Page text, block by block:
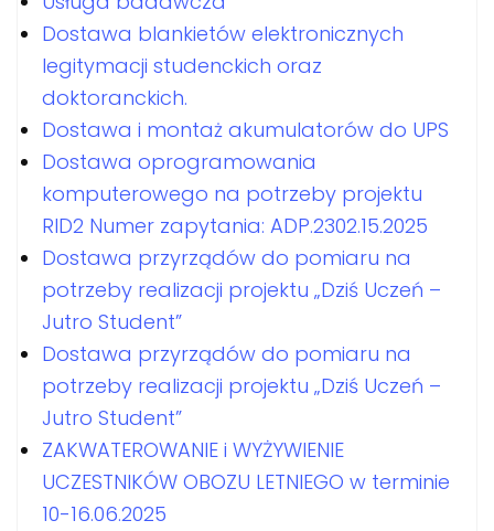
Dostawa blankietów elektronicznych
legitymacji studenckich oraz
doktoranckich.
Dostawa i montaż akumulatorów do UPS
Dostawa oprogramowania
komputerowego na potrzeby projektu
RID2 Numer zapytania: ADP.2302.15.2025
Dostawa przyrządów do pomiaru na
potrzeby realizacji projektu „Dziś Uczeń –
Jutro Student”
Dostawa przyrządów do pomiaru na
potrzeby realizacji projektu „Dziś Uczeń –
Jutro Student”
ZAKWATEROWANIE i WYŻYWIENIE
UCZESTNIKÓW OBOZU LETNIEGO w terminie
10-16.06.2025